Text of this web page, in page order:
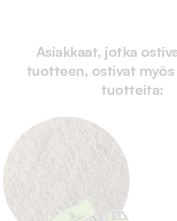
Asiakkaat, jotka
tuotteen, ostivat myös
tuotteita: